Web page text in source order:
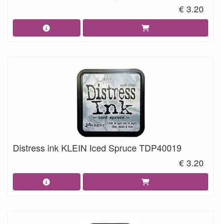
€ 3.20
Distress ink KLEIN Iced Spruce TDP40019
€ 3.20